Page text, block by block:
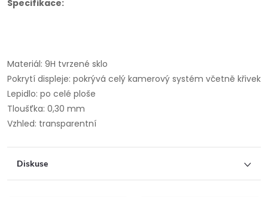
Specifikace:
Materiál: 9H tvrzené sklo
Pokrytí displeje: pokrývá celý kamerový systém včetně křivek
Lepidlo: po celé ploše
Tloušťka: 0,30 mm
Vzhled: transparentní
Diskuse